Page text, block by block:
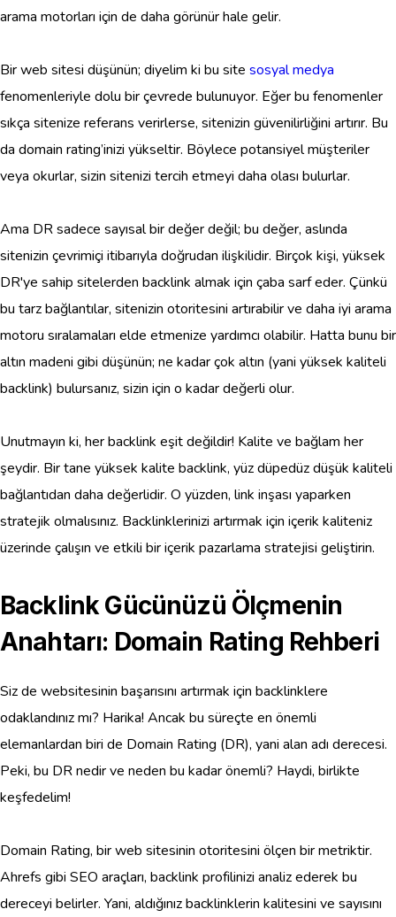
arama motorları için de daha görünür hale gelir.
Bir web sitesi düşünün; diyelim ki bu site sosyal medya
fenomenleriyle dolu bir çevrede bulunuyor. Eğer bu fenomenler
sıkça sitenize referans verirlerse, sitenizin güvenilirliğini artırır. Bu
da domain rating’inizi yükseltir. Böylece potansiyel müşteriler
veya okurlar, sizin sitenizi tercih etmeyi daha olası bulurlar.
Ama DR sadece sayısal bir değer değil; bu değer, aslında
sitenizin çevrimiçi itibarıyla doğrudan ilişkilidir. Birçok kişi, yüksek
DR'ye sahip sitelerden backlink almak için çaba sarf eder. Çünkü
bu tarz bağlantılar, sitenizin otoritesini artırabilir ve daha iyi arama
motoru sıralamaları elde etmenize yardımcı olabilir. Hatta bunu bir
altın madeni gibi düşünün; ne kadar çok altın (yani yüksek kaliteli
backlink) bulursanız, sizin için o kadar değerli olur.
Unutmayın ki, her backlink eşit değildir! Kalite ve bağlam her
şeydir. Bir tane yüksek kalite backlink, yüz düpedüz düşük kaliteli
bağlantıdan daha değerlidir. O yüzden, link inşası yaparken
stratejik olmalısınız. Backlinklerinizi artırmak için içerik kaliteniz
üzerinde çalışın ve etkili bir içerik pazarlama stratejisi geliştirin.
Backlink Gücünüzü Ölçmenin
Anahtarı: Domain Rating Rehberi
Siz de websitesinin başarısını artırmak için backlinklere
odaklandınız mı? Harika! Ancak bu süreçte en önemli
elemanlardan biri de Domain Rating (DR), yani alan adı derecesi.
Peki, bu DR nedir ve neden bu kadar önemli? Haydi, birlikte
keşfedelim!
Domain Rating, bir web sitesinin otoritesini ölçen bir metriktir.
Ahrefs gibi SEO araçları, backlink profilinizi analiz ederek bu
dereceyi belirler. Yani, aldığınız backlinklerin kalitesini ve sayısını